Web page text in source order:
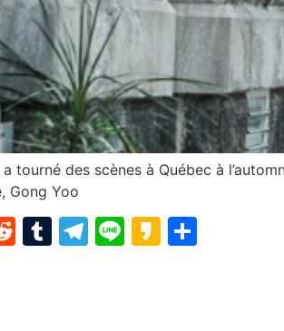
tourné des scènes à Québec à
Gong Yoo
Reddit
Tumblr
Telegram
LineKakao